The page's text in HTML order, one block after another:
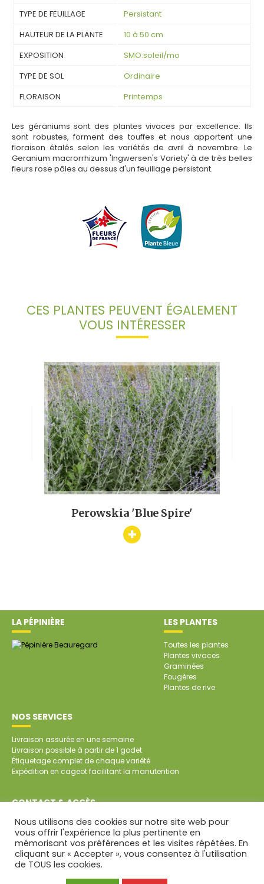
TYPE DE FEUILLAGE
Persistant
HAUTEUR DE LA PLANTE
10 à 50 cm
EXPOSITION
SMO:soleil/mo
TYPE DE SOL
Ordinaire
FLORAISON
Printemps
Les géraniums sont des plantes vivaces par excellence. Ils
sont robustes, forment des touffes et nous apportent une
floraison étalés selon les variétés de avril à novembre. Le
Geranium macrorrhizum 'Ingwersen's Variety' à de très belles
fleurs rose pâles au dessus d'un feuillage persistant.
CES PLANTES PEUVENT ÉGALEMENT
VOUS INTÉRESSER
Perowskia 'Blue Spire'
+
LA PÉPINIÈRE LES PLANTES
Toutes les plantes
Plantes vivaces
Graminées
Fougères
Plantes de rive
NOS SERVICES
Livraison assurée en une semaine
Livraison possible à partir de 1 godet
Étiquetage complet de chaque variété
Expédition en cageot facilitant la manutention
CONTACT & ACCÈS
SARL Pépinière de Beauregard
Beauregard
79700 SAINT-AUBIN DE BAUBIGNÉ
Tél. : 05 49 81 45 64
Nous utilisons des cookies sur notre site web pour
vous offrir l'expérience la plus pertinente en
mémorisant vos préférences et les visites répétées. En
cliquant sur « Accepter », vous consentez à l'utilisation
de TOUS les cookies.